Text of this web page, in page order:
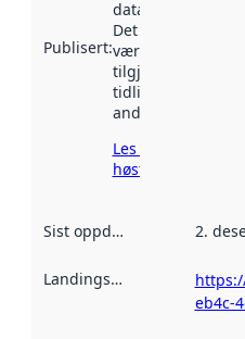
Publisert:
data.norge.no.
Det kan ha
vært
tilgjengelig
tidligere
andre steder.
Les mer om
høsting her
Sist oppdatert 2.
Landingsside
eb4c-